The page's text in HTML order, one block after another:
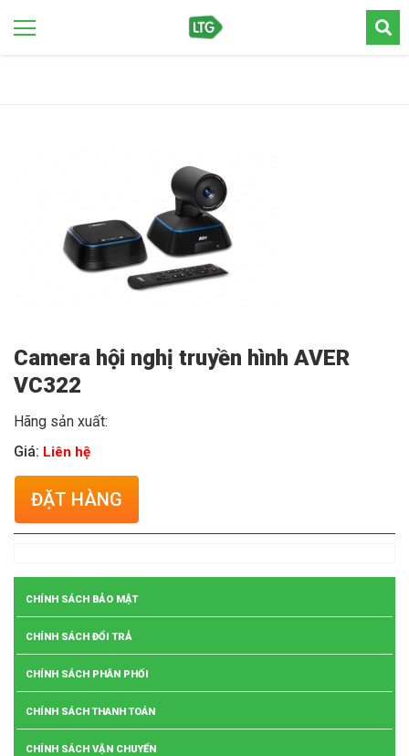
Camera hội nghị truyền hình AVER
VC322
Hãng sản xuất:
Giá: Liên hệ
ĐẶT HÀNG
CHÍNH SÁCH BẢO MẬT
CHÍNH SÁCH ĐỔI TRẢ
CHÍNH SÁCH PHÂN PHỐI
CHÍNH SÁCH THANH TOÁN
CHÍNH SÁCH VẬN CHUYỂN